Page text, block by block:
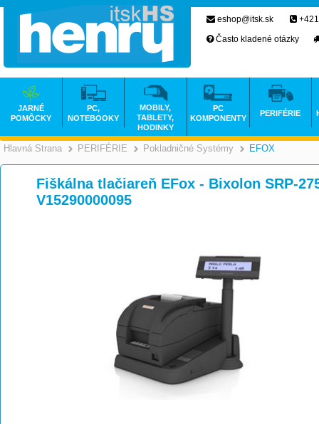
Hlavná Strana >
PERIFÉRIE >
Pokladničné Systémy EFOX
Fiškálna tlačiareň EFox - Bixolon SRP-
V15290000095
eshop@itsk.sk
Často kladené otázky
JARNÉ
POMÔCKY
PC,
NOTEBOOKY
MOBILY,
TABLETY,
HODINKY
PC
KOMPONENTY
PERIFÉRIE